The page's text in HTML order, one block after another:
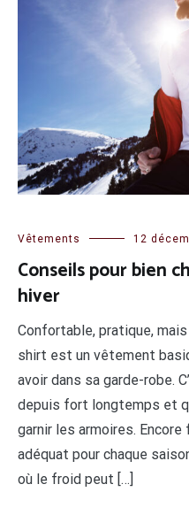
Vêtements 12
Conseils pour bien
hiver
Confortable, pratique,
shirt est un vêtement
avoir dans sa garde-robe.
depuis fort longtemps et
garnir les armoires.
adéquat pour chaque
où le froid peut […]